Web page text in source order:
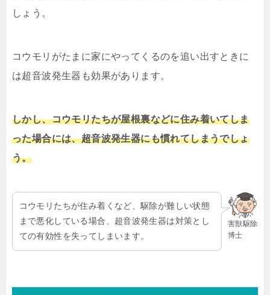
しょう。
コウモリがたまに家にやってくるのを追い出すときに
は超音波発生器も効果があります。
しかし、コウモリたちが屋根裏などに住み着いてしま
った場合には、超音波発生器にも慣れてしまうでしょ
う。
害獣駆除
博士
コウモリたちが住み着くなど、駆除が難しい状態
まで悪化している場合、超音波発生器は対策とし
ての有効性を失ってしまいます。